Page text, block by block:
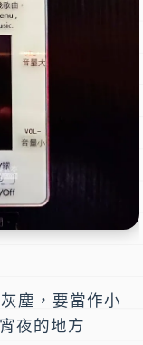
塵，要當作小
夜的地方